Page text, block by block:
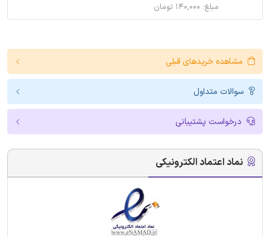
مبلغ: ۱۴۰,۰۰۰ تومان
مشاهده خریدهای قبلی
سوالات متداول
درخواست پشتیبانی
نماد اعتماد الکترونیکی